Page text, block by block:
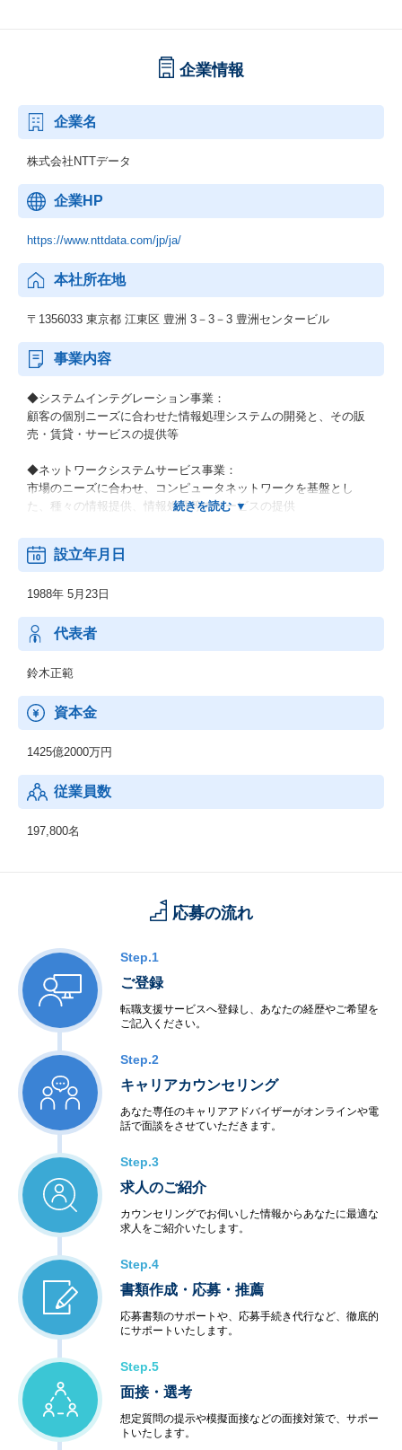
企業情報
企業名
株式会社NTTデータ
企業HP
https://www.nttdata.com/jp/ja/
本社所在地
〒1356033 東京都 江東区 豊洲 3－3－3 豊洲センタービル
事業内容
◆システムインテグレーション事業：
顧客の個別ニーズに合わせた情報処理システムの開発と、その販
売・賃貸・サービスの提供等
◆ネットワークシステムサービス事業：
市場のニーズに合わせ、コンピュータネットワークを基盤とし
た、種々の情報提供、情報処理等のサービスの提供
◆その他の事業：
顧客の経営上の問題点に係わる調査・分析、情報処理システムの
設立年月日
1988年 5月23日
代表者
鈴木正範
資本金
1425億2000万円
従業員数
197,800名
応募の流れ
Step.1
ご登録
転職支援サービスへ登録し、あなたの経歴やご希望を
ご記入ください。
Step.2
キャリアカウンセリング
あなた専任のキャリアアドバイザーがオンラインや電
話で面談をさせていただきます。
Step.3
求人のご紹介
カウンセリングでお伺いした情報からあなたに最適な
求人をご紹介いたします。
Step.4
書類作成・応募・推薦
応募書類のサポートや、応募手続き代行など、徹底的
にサポートいたします。
Step.5
面接・選考
想定質問の提示や模擬面接などの面接対策で、サポー
トいたします。